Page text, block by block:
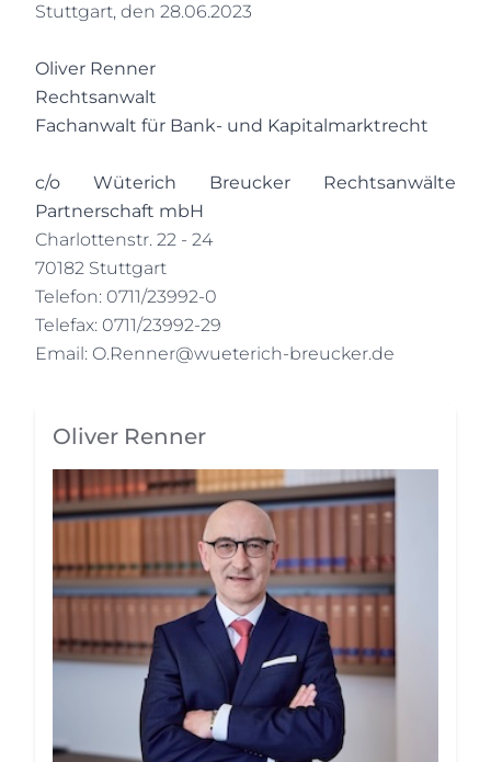
Stuttgart, den 28.06.2023
Oliver Renner
Rechtsanwalt
Fachanwalt für Bank- und Kapitalmarktrecht
c/o Wüterich Breucker Rechtsanwälte
Partnerschaft mbH
Charlottenstr. 22 - 24
70182 Stuttgart
Telefon: 0711/23992-0
Telefax: 0711/23992-29
Email: O.Renner@wueterich-breucker.de
Oliver Renner